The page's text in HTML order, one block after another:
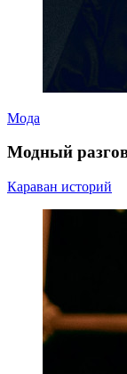
Мода
Модный
Караван историй